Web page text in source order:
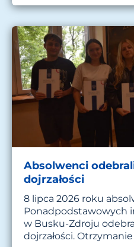
Absolwenci
dojrzałości
8 lipca 2026 roku
Ponadpodstawowych
w Busku-Zdroju
dojrzałości.